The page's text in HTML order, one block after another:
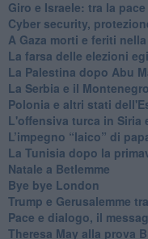
Giro e Israele: tra la
Cyber security,
A Gaza morti e feriti
La farsa delle elezioni
La Palestina dopo Abu
La Serbia e il
Polonia e altri stati
L'offensiva turca in Siria
L’impegno “laico” di
La Tunisia dopo la
Natale a Betlemme
Bye bye London
Trump e Gerusalemme
Pace e dialogo, il
Theresa May alla prova